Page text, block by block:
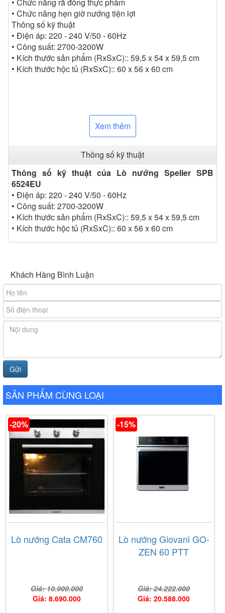
• Chức năng hẹn giờ nướng tiện lợi
Thông số kỹ thuật
• Điện áp: 220 - 240 V/50 - 60Hz
• Công suất: 2700-3200W
• Kích thước sản phẩm (RxSxC):: 59,5 x 54 x 59,5 cm
• Kích thước hộc tủ (RxSxC):: 60 x 56 x 60 cm
Xem thêm
Thông số kỹ thuật
Thông số kỹ thuật của Lò nướng Spelier SPB
6524EU
• Điện áp: 220 - 240 V/50 - 60Hz
• Công suất: 2700-3200W
• Kích thước sản phẩm (RxSxC):: 59,5 x 54 x 59,5 cm
• Kích thước hộc tủ (RxSxC):: 60 x 56 x 60 cm
Khách Hàng Bình Luận
SẢN PHẨM CÙNG LOẠI
-20%
Lò nướng Cata CM760
Giá: 10.900.000
Giá: 8.690.000
-15%
Lò nướng Giovani GO-
ZEN 60 PTT
Giá: 24.222.000
Giá: 20.588.000